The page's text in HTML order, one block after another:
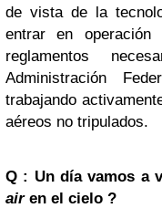
de vista de la
entrar en
reglamentos
Administración
trabajando
aéreos no tripulados.
Q : Un día vamos a
airen el cielo ?